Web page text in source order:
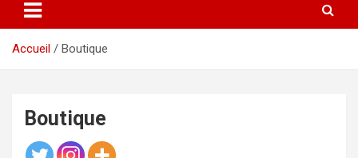
Accueil Boutique
Boutique